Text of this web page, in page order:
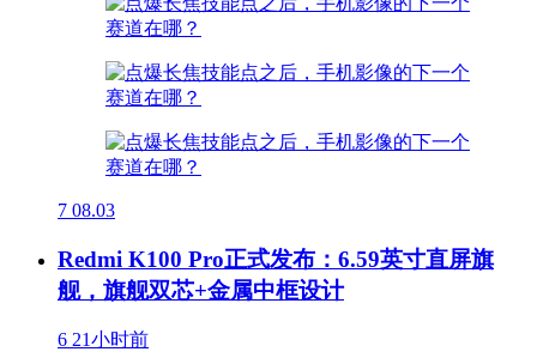
7 08.03
Redmi K100 Pro正式发布：6.59英寸直屏旗
舰，旗舰双芯+金属中框设计
6 21小时前